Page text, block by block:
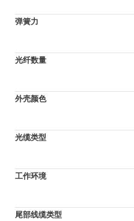
弹簧力
光纤数量
外壳颜色
光缆类型
工作环境
尾部线缆类型